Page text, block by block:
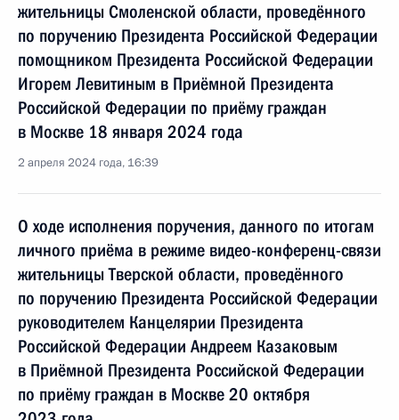
жительницы Смоленской области, проведённого
по поручению Президента Российской Федерации
помощником Президента Российской Федерации
Игорем Левитиным в Приёмной Президента
Российской Федерации по приёму граждан
в Москве 18 января 2024 года
2 апреля 2024 года, 16:39
О ходе исполнения поручения, данного по итогам
личного приёма в режиме видео-конференц-связи
жительницы Тверской области, проведённого
по поручению Президента Российской Федерации
руководителем Канцелярии Президента
Российской Федерации Андреем Казаковым
в Приёмной Президента Российской Федерации
по приёму граждан в Москве 20 октября